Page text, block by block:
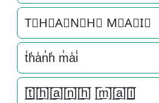
T⃣H⃣A⃣N⃣H⃣ M⃣A⃣I⃣
t̾h̾a̾n̾h̾ m̾a̾i̾
[̲̅t̲̅][̲̅h̲̅][̲̅a̲̅][̲̅n̲̅][̲̅h̲̅] [̲̅m̲̅][̲̅a̲̅][̲̅i̲̅]